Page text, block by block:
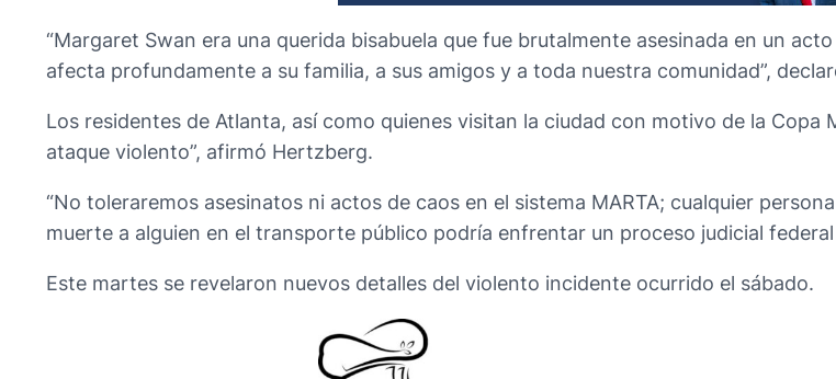
“Margaret Swan era una querida bisabuela que fue brutalmente asesinada en un
afecta profundamente a su familia, a sus amigos y a toda nuestra comunidad”,
Los residentes de Atlanta, así como quienes visitan la ciudad con motivo de la Copa
ataque violento”, afirmó Hertzberg.
“No toleraremos asesinatos ni actos de caos en el sistema MARTA; cualquier
muerte a alguien en el transporte público podría enfrentar un proceso judicial
Este martes se revelaron nuevos detalles del violento incidente ocurrido el sábado.